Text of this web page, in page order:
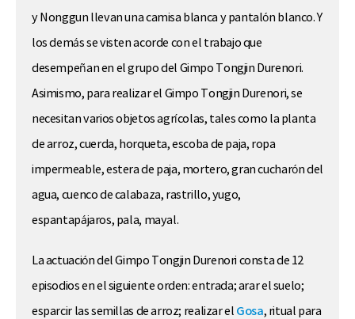
y Nonggun llevan una camisa blanca y pantalón blanco. Y
los demás se visten acorde con el trabajo que
desempeñan en el grupo del Gimpo Tongjin Durenori.
Asimismo, para realizar el Gimpo Tongjin Durenori, se
necesitan varios objetos agrícolas, tales como la planta
de arroz, cuerda, horqueta, escoba de paja, ropa
impermeable, estera de paja, mortero, gran cucharón del
agua, cuenco de calabaza, rastrillo, yugo,
espantapájaros, pala, mayal.
La actuación del Gimpo Tongjin Durenori consta de 12
episodios en el siguiente orden: entrada; arar el suelo;
esparcir las semillas de arroz; realizar el Gosa, ritual para